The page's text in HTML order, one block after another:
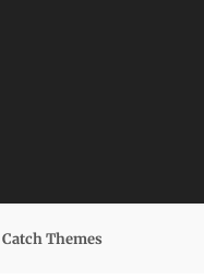
Catch Themes